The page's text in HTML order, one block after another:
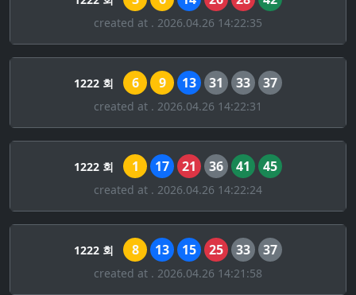
created at . 2026.04.26 14:22:35
1222 회 6 9 13 31 33 37
created at . 2026.04.26 14:22:31
1222 회 1 17 21 36 41 45
created at . 2026.04.26 14:22:24
1222 회 8 13 15 25 33 37
created at . 2026.04.26 14:21:58